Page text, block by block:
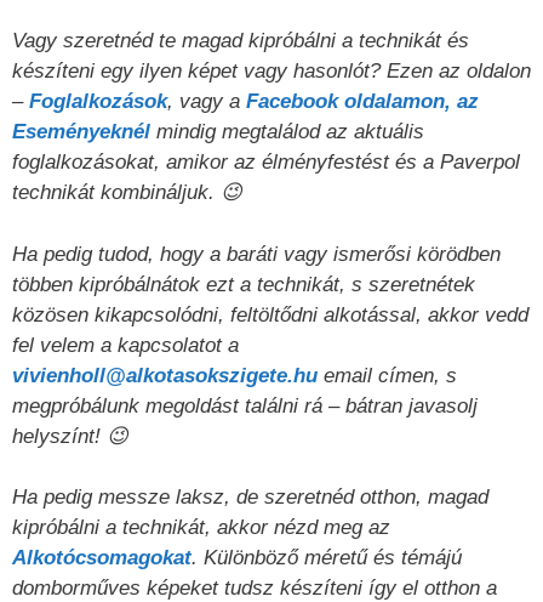
Vagy szeretnéd te magad kipróbálni a technikát és
készíteni egy ilyen képet vagy hasonlót? Ezen az oldalon
– Foglalkozások, vagy a Facebook oldalamon, az
Eseményeknél mindig megtalálod az aktuális
foglalkozásokat, amikor az élményfestést és a Paverpol
technikát kombináljuk. 😉
Ha pedig tudod, hogy a baráti vagy ismerősi körödben
többen kipróbálnátok ezt a technikát, s szeretnétek
közösen kikapcsolódni, feltöltődni alkotással, akkor vedd
fel velem a kapcsolatot a
vivienholl@alkotasokszigete.hu email címen, s
megpróbálunk megoldást találni rá – bátran javasolj
helyszínt! 😉
Ha pedig messze laksz, de szeretnéd otthon, magad
kipróbálni a technikát, akkor nézd meg az
Alkotócsomagokat. Különböző méretű és témájú
domborműves képeket tudsz készíteni így el otthon a